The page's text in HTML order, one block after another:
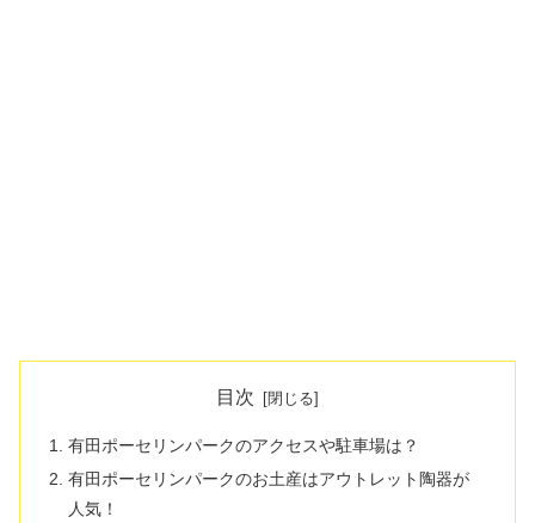
目次
有田ポーセリンパークのアクセスや駐車場は？
有田ポーセリンパークのお土産はアウトレット陶器が
人気！